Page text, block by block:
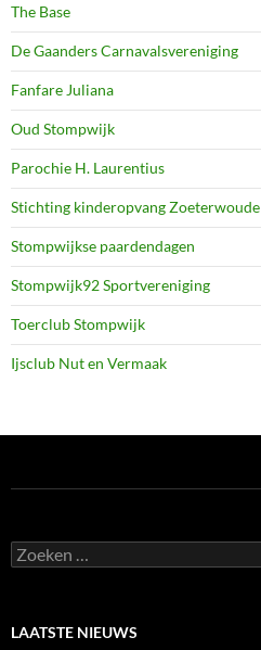
The Base
De Gaanders Carnavalsvereniging
Fanfare Juliana
Oud Stompwijk
Parochie H. Laurentius
Stichting kinderopvang Zoeterwoude
Stompwijkse paardendagen
Stompwijk92 Sportvereniging
Toerclub Stompwijk
Ijsclub Nut en Vermaak
Zoeken
naar:
LAATSTE NIEUWS